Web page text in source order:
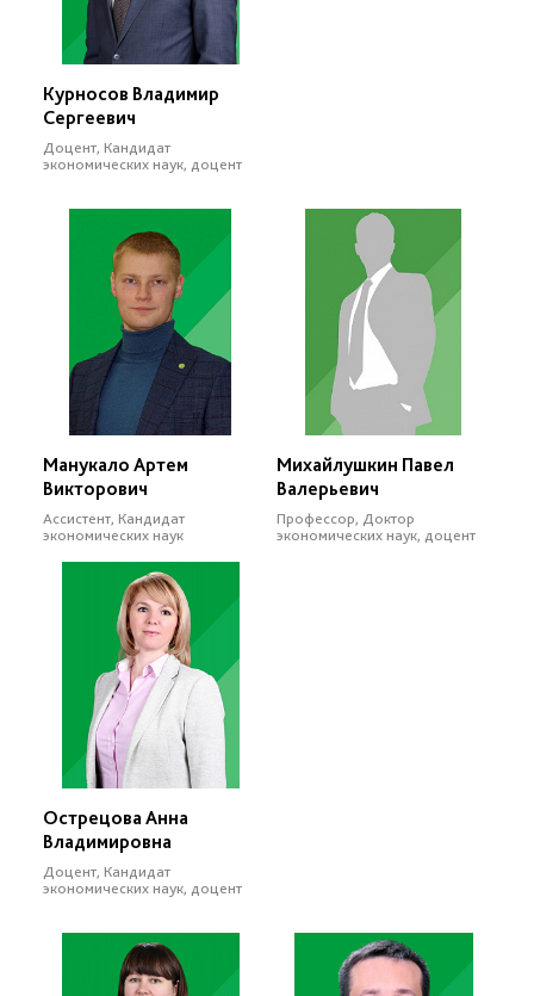
Курносов Владимир
Сергеевич
Доцент, Кандидат
экономических наук, доцент
Манукало Артем
Викторович
Ассистент, Кандидат
экономических наук
Михайлушкин Павел
Валерьевич
Профессор, Доктор
экономических наук, доцент
Острецова Анна
Владимировна
Доцент, Кандидат
экономических наук, доцент